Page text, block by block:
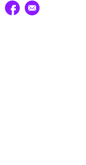
Udostępnij na facebook
E-mail do przyjaciela